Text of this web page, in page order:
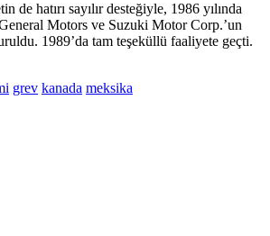
de hatırı sayılır desteğiyle, 1986 yılında
Motors ve Suzuki Motor Corp.’un
1989’da tam teşeküllü faaliyete geçti.
grev kanada meksika